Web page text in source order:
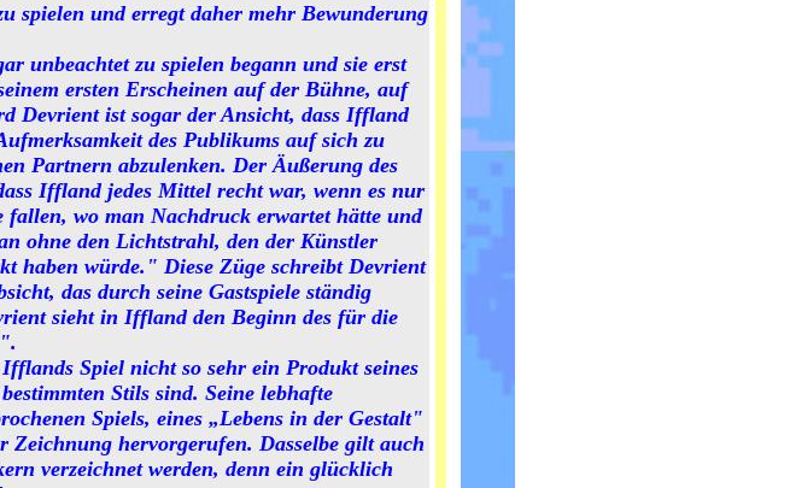
spielen und erregt daher mehr Bewunderung
unbeachtet zu spielen begann und sie erst
ersten Erscheinen auf der Bühne, auf
Devrient ist sogar der Ansicht, dass Iffland
des Publikums auf sich zu
Partnern abzulenken. Der Äußerung des
Iffland jedes Mittel recht war, wenn es nur
wo man Nachdruck erwartet hätte und
ohne den Lichtstrahl, den der Künstler
haben würde." Diese Züge schreibt Devrient
das durch seine Gastspiele ständig
sieht in Iffland den Beginn des für die
Spiel nicht so sehr ein Produkt seines
Stils sind. Seine lebhafte
Spiels, eines „Lebens in der Gestalt"
Zeichnung hervorgerufen. Dasselbe gilt auch
verzeichnet werden, denn ein glücklich